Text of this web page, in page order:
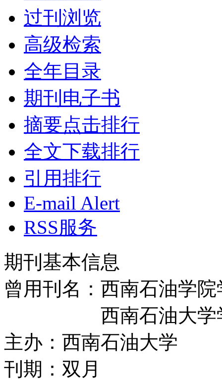
过刊浏览
高级检索
全年目录
期刊电子书
摘要点击排行
全文下载排行
引用排行
E-mail Alert
RSS服务
期刊基本信息
曾用刊名：西南石油学院
西南石油大学
主办：西南石油大学
刊期：双月